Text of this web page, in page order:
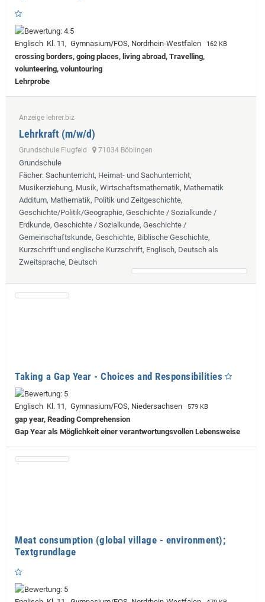
Englisch Kl. 11, Gymnasium/FOS, Nordrhein-Westfalen 162 KB
crossing borders, going places, living abroad, Travelling,
volunteering, voluntouring
Lehrprobe
Anzeige lehrer.biz
Lehrkraft (m/w/d)
Grundschule Flugfeld 71034 Böblingen
Grundschule
Fächer: Sachunterricht, Heimat- und Sachunterricht,
Musikerziehung, Musik, Wirtschaftsmathematik, Mathematik
Additum, Mathematik, Politik und Zeitgeschichte,
Geschichte/Politik/Geographie, Geschichte / Sozialkunde /
Erdkunde, Geschichte / Sozialkunde, Geschichte /
Gemeinschaftskunde, Geschichte, Biblische Geschichte,
Kurzschrift und englische Kurzschrift, Englisch, Deutsch als
Zweitsprache, Deutsch
Taking a Gap Year - Choices and Responsibilities
Englisch Kl. 11, Gymnasium/FOS, Niedersachsen 579 KB
gap year, Reading Comprehension
Gap Year als Möglichkeit einer verantwortungsvollen Lebensweise
Meat consumption (global village - environment);
Textgrundlage